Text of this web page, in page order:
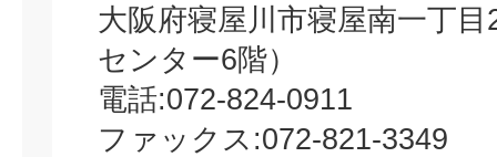
大阪府寝屋川市寝屋南一丁
センター6階）
電話:072-824-0911
ファックス:072-821-3349